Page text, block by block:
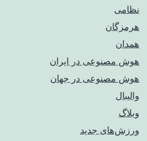
نظامی
هرمزگان
همدان
هوش مصنوعی در ایران
هوش مصنوعی در جهان
والیبال
وبلاگ
ورزش‌های جدید